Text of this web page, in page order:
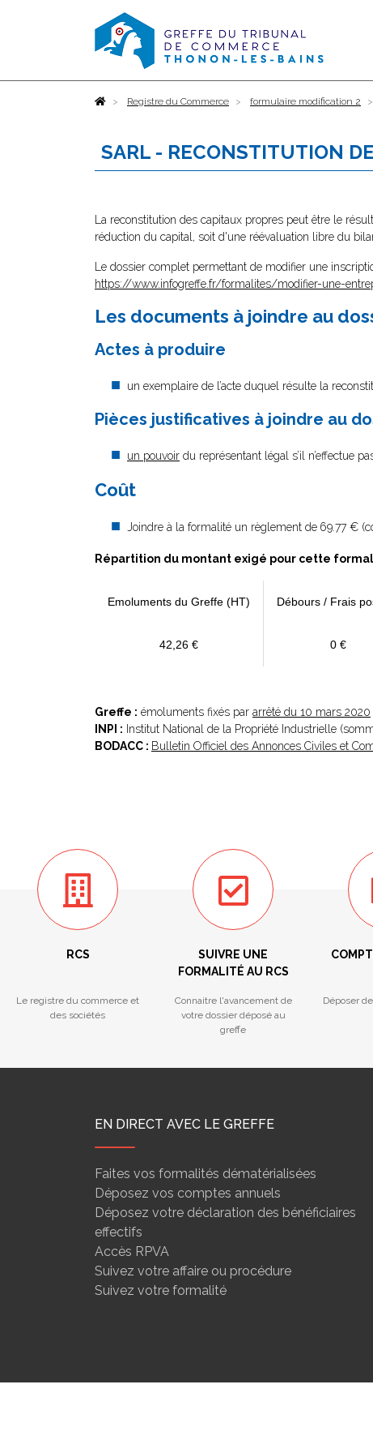
AccueilRegistre du Commerce formulaire modification 2
SARL - RECONSTITUTION
La reconstitution des capitaux propres peut être le
réduction du capital, soit d'une réévaluation libre du
Le dossier complet permettant de modifier une
https://www.infogreffe.fr/formalites/modifier-une-
Les documents à joindre au
Actes à produire
un exemplaire de l’acte duquel résulte la
Pièces justificatives à joindre au
un pouvoir du représentant légal s’il n’effectue
Coût
Joindre à la formalité un règlement de 69.77 €
Répartition du montant exigé pour cette
Emoluments du Greffe (HT) Débours / Frais
42,26 € 0 €
Greffe : émoluments fixés par arrêté du 10 mars 2020
INPI : Institut National de la Propriété Industrielle
BODACC : Bulletin Officiel des Annonces Civiles et
RCS
Le registre du commerce et
des sociétés
SUIVRE UNE
FORMALITÉ AU RCS
Connaitre l'avancement de
votre dossier déposé au
greffe
Déposer
EN DIRECT AVEC LE GREFFE
Faites vos formalités dématérialisées
Déposez vos comptes annuels
Déposez votre déclaration des bénéficiaires
effectifs
Accès RPVA
Suivez votre affaire ou procédure
Suivez votre formalité